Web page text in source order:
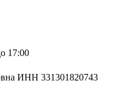
17:00
ИНН 331301820743